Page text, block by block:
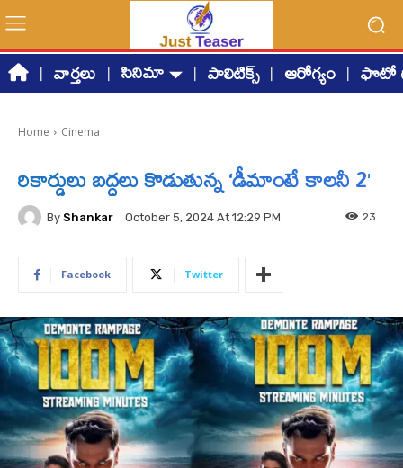
వార్తలు సినిమా పాలిటిక్స్ ఆరోగ్యం ఫొటో
Home Cinema
రికార్డులు బద్ధలు కొడుతున్న ‘డీమాంటే కాలనీ 2’
By Shankar October 5, 2024 At 12:29 PM 23
Facebook Twitter